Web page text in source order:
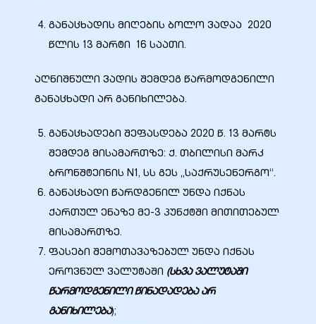
განაცხადის მიღების ბოლო ვადაა 2020
წლის 13 მარტი 16 საათი.
აღნიშნული ვადის შემდეგ წარმოდგენილი
განაცხადი არ განიხილება.
განაცხადები შეფასდება 2020 წ. 13 მარტს
შემდეგ მისამართზე: ქ. თბილისი მარკ
ბრონშტეინის N1, სს გეს „საქრუსენერგო“.
განაცხადი წარდგენილ უნდა იქნას
ქართულ ენაზე მე-3 პუნქტში მითითებულ
მისამართზე.
ფასები შემოთავაზებულ უნდა იქნას
ეროვნულ ვალუტაში (სხვა ვალუტაში
წარმოდგენილი წინადადება არ
განიხილება);